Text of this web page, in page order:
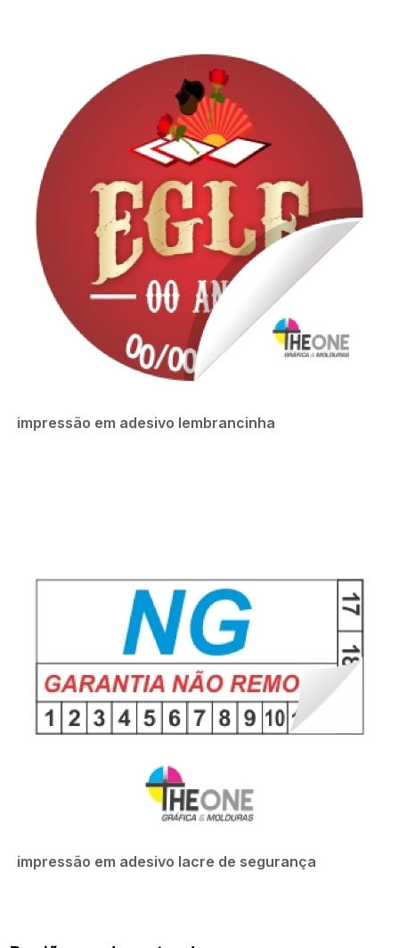
impressão em adesivo lembrancinha
impressão em adesivo lacre de segurança